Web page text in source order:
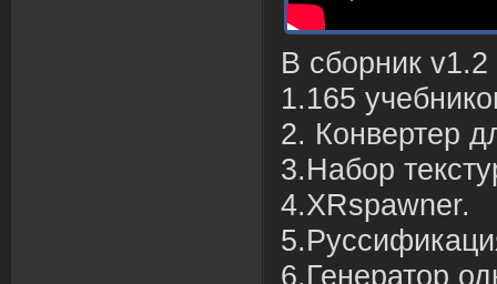
В сборник
1.165
2. Конвертер
3.Набор
4.XRspawner.
6.Генератор